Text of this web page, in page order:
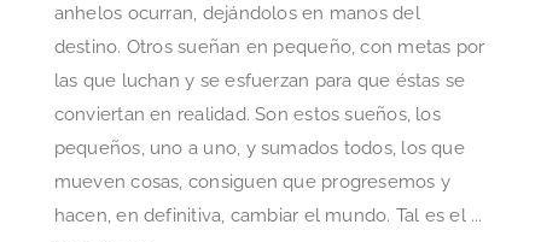
anhelos ocurran, dejándolos en manos del
destino. Otros sueñan en pequeño, con metas por
las que luchan y se esfuerzan para que éstas se
conviertan en realidad. Son estos sueños, los
pequeños, uno a uno, y sumados todos, los que
mueven cosas, consiguen que progresemos y
hacen, en definitiva, cambiar el mundo. Tal es el ...